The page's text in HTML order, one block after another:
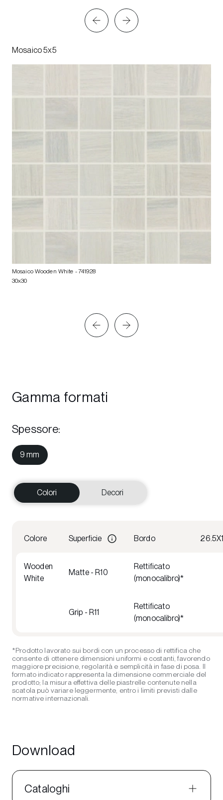
Mosaico 5x5
Mosaico Wooden White - 741928
30x30
Gamma formati
Spessore:
9 mm
Colori Decori
Colore Superficie Bordo
Wooden
White
Matte - R10
Rettificato
(monocalibro)*
Grip - R11
Rettificato
(monocalibro)*
*Prodotto lavorato sui bordi con un processo di rettifica che
consente di ottenere dimensioni uniformi e costanti, favorendo
maggiore precisione, regolarità e semplicità in fase di posa. Il
formato indicato rappresenta la dimensione commerciale del
prodotto; la misura effettiva delle piastrelle contenute nella
scatola può variare leggermente, entro i limiti previsti dalle
normative internazionali.
Download
Cataloghi